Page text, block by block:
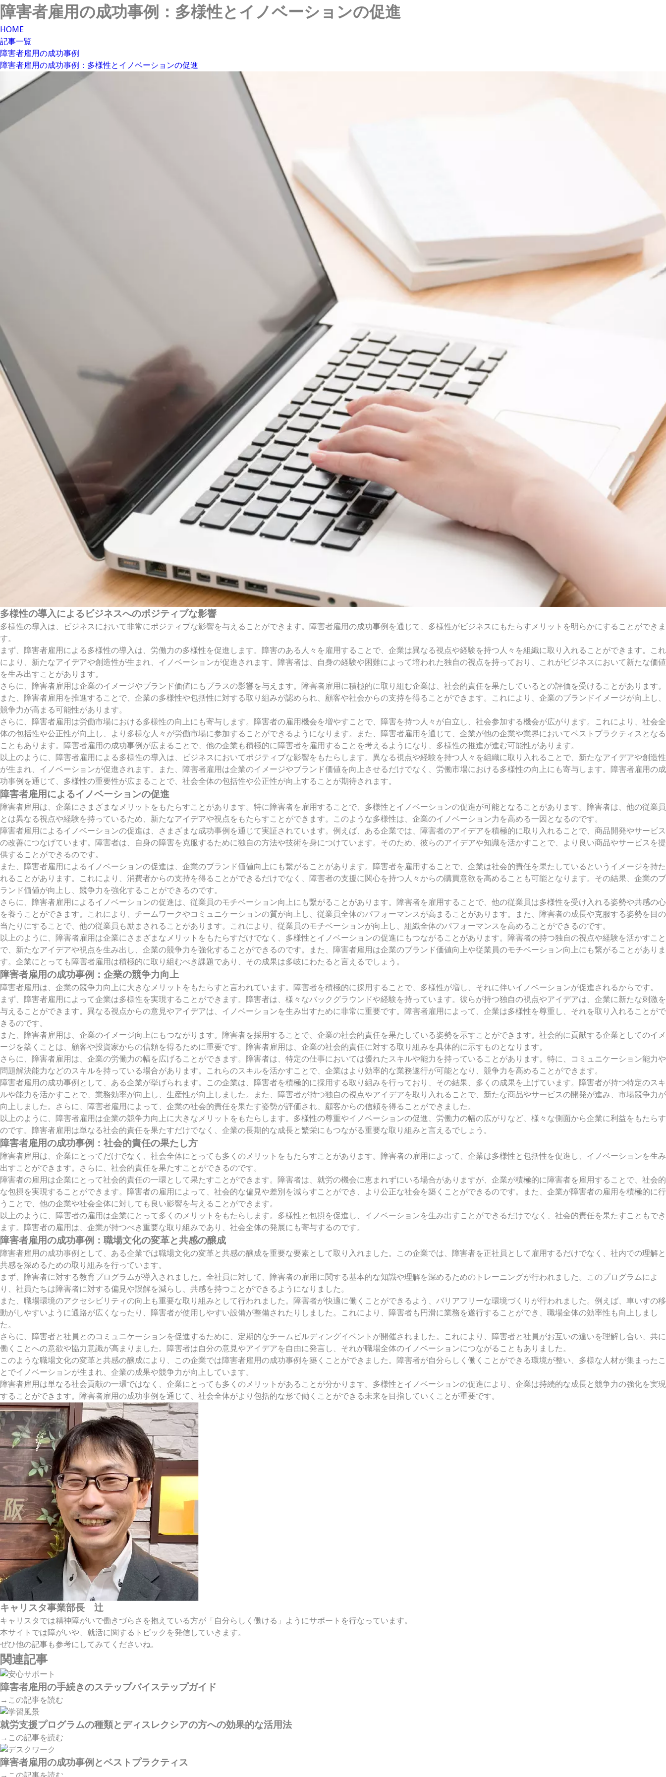
障害者雇用の成功事例：多様性とイノベーションの促進
HOME
記事一覧
障害者雇用の成功事例
障害者雇用の成功事例：多様性とイノベーションの促進
多様性の導入によるビジネスへのポジティブな影響
多様性の導入は、ビジネスにおいて非常にポジティブな影響を与えることができます。障害者雇用の成功事例を通じて、多様性がビジネスにもたらすメリットを明らかにすることができま
す。
まず、障害者雇用による多様性の導入は、労働力の多様性を促進します。障害のある人々を雇用することで、企業は異なる視点や経験を持つ人々を組織に取り入れることができます。これ
により、新たなアイデアや創造性が生まれ、イノベーションが促進されます。障害者は、自身の経験や困難によって培われた独自の視点を持っており、これがビジネスにおいて新たな価値
を生み出すことがあります。
さらに、障害者雇用は企業のイメージやブランド価値にもプラスの影響を与えます。障害者雇用に積極的に取り組む企業は、社会的責任を果たしているとの評価を受けることがあります。
また、障害者雇用を推進することで、企業の多様性や包括性に対する取り組みが認められ、顧客や社会からの支持を得ることができます。これにより、企業のブランドイメージが向上し、
競争力が高まる可能性があります。
さらに、障害者雇用は労働市場における多様性の向上にも寄与します。障害者の雇用機会を増やすことで、障害を持つ人々が自立し、社会参加する機会が広がります。これにより、社会全
体の包括性や公正性が向上し、より多様な人々が労働市場に参加することができるようになります。また、障害者雇用を通じて、企業が他の企業や業界においてベストプラクティスとなる
こともあります。障害者雇用の成功事例が広まることで、他の企業も積極的に障害者を雇用することを考えるようになり、多様性の推進が進む可能性があります。
以上のように、障害者雇用による多様性の導入は、ビジネスにおいてポジティブな影響をもたらします。異なる視点や経験を持つ人々を組織に取り入れることで、新たなアイデアや創造性
が生まれ、イノベーションが促進されます。また、障害者雇用は企業のイメージやブランド価値を向上させるだけでなく、労働市場における多様性の向上にも寄与します。障害者雇用の成
功事例を通じて、多様性の重要性が広まることで、社会全体の包括性や公正性が向上することが期待されます。
障害者雇用によるイノベーションの促進
障害者雇用は、企業にさまざまなメリットをもたらすことがあります。特に障害者を雇用することで、多様性とイノベーションの促進が可能となることがあります。障害者は、他の従業員
とは異なる視点や経験を持っているため、新たなアイデアや視点をもたらすことができます。このような多様性は、企業のイノベーション力を高める一因となるのです。
障害者雇用によるイノベーションの促進は、さまざまな成功事例を通じて実証されています。例えば、ある企業では、障害者のアイデアを積極的に取り入れることで、商品開発やサービス
の改善につなげています。障害者は、自身の障害を克服するために独自の方法や技術を身につけています。そのため、彼らのアイデアや知識を活かすことで、より良い商品やサービスを提
供することができるのです。
また、障害者雇用によるイノベーションの促進は、企業のブランド価値向上にも繋がることがあります。障害者を雇用することで、企業は社会的責任を果たしているというイメージを持た
れることがあります。これにより、消費者からの支持を得ることができるだけでなく、障害者の支援に関心を持つ人々からの購買意欲を高めることも可能となります。その結果、企業のブ
ランド価値が向上し、競争力を強化することができるのです。
さらに、障害者雇用によるイノベーションの促進は、従業員のモチベーション向上にも繋がることがあります。障害者を雇用することで、他の従業員は多様性を受け入れる姿勢や共感の心
を養うことができます。これにより、チームワークやコミュニケーションの質が向上し、従業員全体のパフォーマンスが高まることがあります。また、障害者の成長や克服する姿勢を目の
当たりにすることで、他の従業員も励まされることがあります。これにより、従業員のモチベーションが向上し、組織全体のパフォーマンスを高めることができるのです。
以上のように、障害者雇用は企業にさまざまなメリットをもたらすだけでなく、多様性とイノベーションの促進にもつながることがあります。障害者の持つ独自の視点や経験を活かすこと
で、新たなアイデアや視点を生み出し、企業の競争力を強化することができるのです。また、障害者雇用は企業のブランド価値向上や従業員のモチベーション向上にも繋がることがありま
す。企業にとっても障害者雇用は積極的に取り組むべき課題であり、その成果は多岐にわたると言えるでしょう。
障害者雇用の成功事例：企業の競争力向上
障害者雇用は、企業の競争力向上に大きなメリットをもたらすと言われています。障害者を積極的に採用することで、多様性が増し、それに伴いイノベーションが促進されるからです。
まず、障害者雇用によって企業は多様性を実現することができます。障害者は、様々なバックグラウンドや経験を持っています。彼らが持つ独自の視点やアイデアは、企業に新たな刺激を
与えることができます。異なる視点からの意見やアイデアは、イノベーションを生み出すために非常に重要です。障害者雇用によって、企業は多様性を尊重し、それを取り入れることがで
きるのです。
また、障害者雇用は、企業のイメージ向上にもつながります。障害者を採用することで、企業の社会的責任を果たしている姿勢を示すことができます。社会的に貢献する企業としてのイメ
ージを築くことは、顧客や投資家からの信頼を得るために重要です。障害者雇用は、企業の社会的責任に対する取り組みを具体的に示すものとなります。
さらに、障害者雇用は、企業の労働力の幅を広げることができます。障害者は、特定の仕事においては優れたスキルや能力を持っていることがあります。特に、コミュニケーション能力や
問題解決能力などのスキルを持っている場合があります。これらのスキルを活かすことで、企業はより効率的な業務遂行が可能となり、競争力を高めることができます。
障害者雇用の成功事例として、ある企業が挙げられます。この企業は、障害者を積極的に採用する取り組みを行っており、その結果、多くの成果を上げています。障害者が持つ特定のスキ
ルや能力を活かすことで、業務効率が向上し、生産性が向上しました。また、障害者が持つ独自の視点やアイデアを取り入れることで、新たな商品やサービスの開発が進み、市場競争力が
向上しました。さらに、障害者雇用によって、企業の社会的責任を果たす姿勢が評価され、顧客からの信頼を得ることができました。
以上のように、障害者雇用は企業の競争力向上に大きなメリットをもたらします。多様性の尊重やイノベーションの促進、労働力の幅の広がりなど、様々な側面から企業に利益をもたらす
のです。障害者雇用は単なる社会的責任を果たすだけでなく、企業の長期的な成長と繁栄にもつながる重要な取り組みと言えるでしょう。
障害者雇用の成功事例：社会的責任の果たし方
障害者雇用は、企業にとってだけでなく、社会全体にとっても多くのメリットをもたらすことがあります。障害者の雇用によって、企業は多様性と包括性を促進し、イノベーションを生み
出すことができます。さらに、社会的責任を果たすことができるのです。
障害者の雇用は企業にとって社会的責任の一環として果たすことができます。障害者は、就労の機会に恵まれずにいる場合がありますが、企業が積極的に障害者を雇用することで、社会的
な包摂を実現することができます。障害者の雇用によって、社会的な偏見や差別を減らすことができ、より公正な社会を築くことができるのです。また、企業が障害者の雇用を積極的に行
うことで、他の企業や社会全体に対しても良い影響を与えることができます。
以上のように、障害者の雇用は企業にとって多くのメリットをもたらします。多様性と包摂を促進し、イノベーションを生み出すことができるだけでなく、社会的責任を果たすこともでき
ます。障害者の雇用は、企業が持つべき重要な取り組みであり、社会全体の発展にも寄与するのです。
障害者雇用の成功事例：職場文化の変革と共感の醸成
障害者雇用の成功事例として、ある企業では職場文化の変革と共感の醸成を重要な要素として取り入れました。この企業では、障害者を正社員として雇用するだけでなく、社内での理解と
共感を深めるための取り組みを行っています。
まず、障害者に対する教育プログラムが導入されました。全社員に対して、障害者の雇用に関する基本的な知識や理解を深めるためのトレーニングが行われました。このプログラムによ
り、社員たちは障害者に対する偏見や誤解を減らし、共感を持つことができるようになりました。
また、職場環境のアクセシビリティの向上も重要な取り組みとして行われました。障害者が快適に働くことができるよう、バリアフリーな環境づくりが行われました。例えば、車いすの移
動がしやすいように通路が広くなったり、障害者が使用しやすい設備が整備されたりしました。これにより、障害者も円滑に業務を遂行することができ、職場全体の効率性も向上しまし
た。
さらに、障害者と社員とのコミュニケーションを促進するために、定期的なチームビルディングイベントが開催されました。これにより、障害者と社員がお互いの違いを理解し合い、共に
働くことへの意欲や協力意識が高まりました。障害者は自分の意見やアイデアを自由に発言し、それが職場全体のイノベーションにつながることもありました。
このような職場文化の変革と共感の醸成により、この企業では障害者雇用の成功事例を築くことができました。障害者が自分らしく働くことができる環境が整い、多様な人材が集まったこ
とでイノベーションが生まれ、企業の成果や競争力が向上しています。
障害者雇用は単なる社会貢献の一環ではなく、企業にとっても多くのメリットがあることが分かります。多様性とイノベーションの促進により、企業は持続的な成長と競争力の強化を実現
することができます。障害者雇用の成功事例を通じて、社会全体がより包括的な形で働くことができる未来を目指していくことが重要です。
キャリスタ事業部長 辻
キャリスタでは精神障がいで働きづらさを抱えている方が「自分らしく働ける」ようにサポートを行なっています。
本サイトでは障がいや、就活に関するトピックを発信していきます。
ぜひ他の記事も参考にしてみてくださいね。
関連記事
障害者雇用の手続きのステップバイステップガイド
→この記事を読む
就労支援プログラムの種類とディスレクシアの方への効果的な活用法
→この記事を読む
障害者雇用の成功事例とベストプラクティス